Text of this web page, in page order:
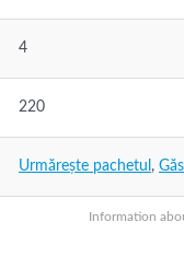
Information
4
220
Urmărește pachetul ,